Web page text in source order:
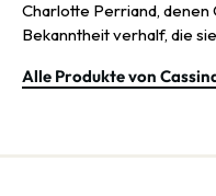
Charlotte Perriand, denen
Bekanntheit verhalf, die
Alle Produkte von